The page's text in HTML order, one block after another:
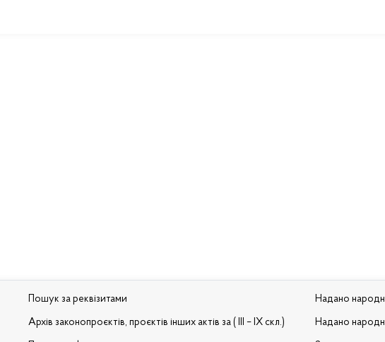
Пошук за реквізитами
Архів законопроєктів, проєктів інших актів за ( III – IX скл.)
Надано
Надано